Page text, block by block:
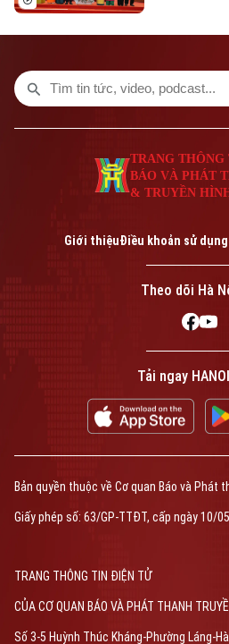
Bản quyền thuộc về Cơ quan Báo và Phát
phép số: Số 63/GP-TTDT, cấp ngày 10/05/
TRANG THÔNG TIN ĐIỆN TỬ
CỦA CƠ QUAN BÁO VÀ PHÁT THANH
Số 3-5 Huỳnh Thúc Kháng-Phường Láng-Hà
Phó Giám đốc: Nguyễn Kim Khiêm,
TRANG
BÁO VÀ PHÁT
& TRUYỀN
Giới thiệuĐiều khoản sử dụng
Theo dõi Hà
Tải ngay
Bản quyền thuộc về Cơ quan Báo và Phát
Giấy phép số: 63/GP-TTĐT, cấp ngày 10/
TRANG THÔNG TIN ĐIỆN TỬ
CỦA CƠ QUAN BÁO VÀ PHÁT THANH
Số 3-5 Huỳnh Thúc Kháng-Phường Láng-